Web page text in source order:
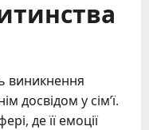
виникнення
досвідом у сім’ї.
де її емоції